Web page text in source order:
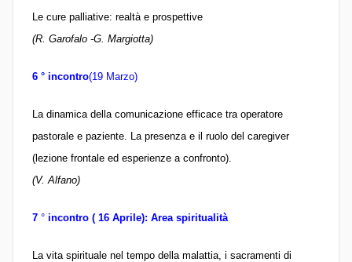
Le cure palliative: realtà e prospettive
(R. Garofalo -G. Margiotta)
6 ° incontro(19 Marzo)
La dinamica della comunicazione efficace tra operatore
pastorale e paziente. La presenza e il ruolo del caregiver
(lezione frontale ed esperienze a confronto).
(V. Alfano)
7 ° incontro ( 16 Aprile): Area spiritualità
La vita spirituale nel tempo della malattia, i sacramenti di